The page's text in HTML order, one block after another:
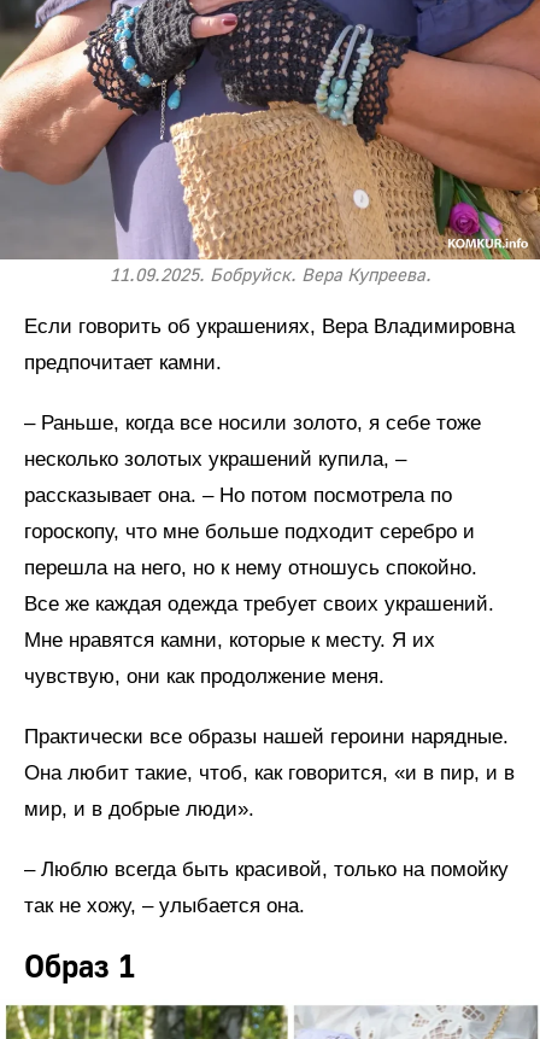
11.09.2025. Бобруйск. Вера Купреева.
Если говорить об украшениях, Вера Владимировна
предпочитает камни.
– Раньше, когда все носили золото, я себе тоже
несколько золотых украшений купила, –
рассказывает она. – Но потом посмотрела по
гороскопу, что мне больше подходит серебро и
перешла на него, но к нему отношусь спокойно.
Все же каждая одежда требует своих украшений.
Мне нравятся камни, которые к месту. Я их
чувствую, они как продолжение меня.
Практически все образы нашей героини нарядные.
Она любит такие, чтоб, как говорится, «и в пир, и в
мир, и в добрые люди».
– Люблю всегда быть красивой, только на помойку
так не хожу, – улыбается она.
Образ 1